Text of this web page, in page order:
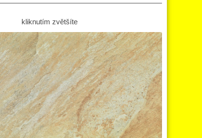
kliknutím zvětšíte